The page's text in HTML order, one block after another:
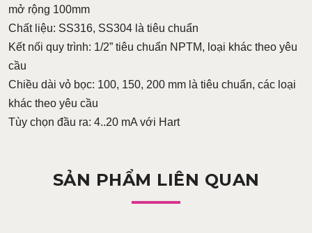
mở rộng 100mm
Chất liệu: SS316, SS304 là tiêu chuẩn
Kết nối quy trình: 1/2” tiêu chuẩn NPTM, loại khác theo yêu
cầu
Chiều dài vỏ bọc: 100, 150, 200 mm là tiêu chuẩn, các loại
khác theo yêu cầu
Tùy chọn đầu ra: 4..20 mA với Hart
SẢN PHẨM LIÊN QUAN